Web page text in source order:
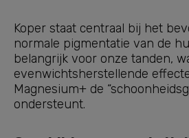
Koper staat centraal bij het
normale pigmentatie van de
belangrijk voor onze tanden,
evenwichtsherstellende
Magnesium+ de
ondersteunt.